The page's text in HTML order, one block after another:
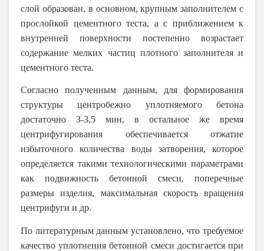
слой образован, в основном, крупным заполнителем с
прослойкой цементного теста, а с приближением к
внутренней поверхности постепенно возрастает
содержание мелких частиц плотного заполнителя и
цементного теста.
Согласно полученным данным, для формирования
структуры центробежно уплотняемого бетона
достаточно 3-3,5 мин, в остальное же время
центрифугирования обеспечивается отжатие
избыточного количества воды затворения, которое
определяется такими технологическими параметрами
как подвижность бетонной смеси, поперечные
размеры изделия, максимальная скорость вращения
центрифуги и др.
По литературным данным установлено, что требуемое
качество уплотнения бетонной смеси достигается при